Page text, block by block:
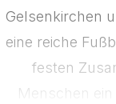
Gelsenkirchen
eine reiche
festen
Menschen ein